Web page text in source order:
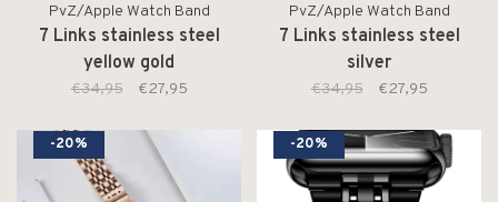
PvZ/Apple Watch Band
7 Links stainless steel
yellow gold
€34,95 €27,95
PvZ/Apple Watch Band
7 Links stainless steel
silver
€34,95 €27,95
-20% -20%